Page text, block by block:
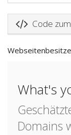
Code
What's
Domains